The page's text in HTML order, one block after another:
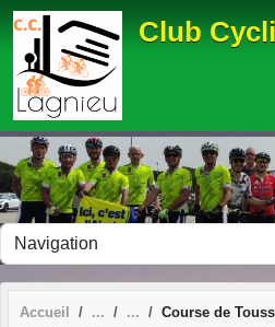
Club
Accueil Course de
Panneau de gestion des cookies